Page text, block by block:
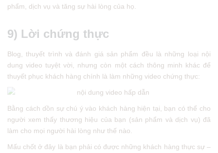
phẩm, dịch vụ và tăng sự hài lòng của họ.
9) Lời chứng thực
Blog, thuyết trình và đánh giá sản phẩm đều là những loại nội
dung video tuyệt vời, nhưng còn một cách thông minh khác để
thuyết phục khách hàng chính là làm những video chứng thực:
Bằng cách dồn sự chú ý vào khách hàng hiện tại, bạn có thể cho
người xem thấy thương hiệu của bạn (sản phẩm và dịch vụ) đã
làm cho mọi người hài lòng như thế nào.
Mấu chốt ở đây là bạn phải có được những khách hàng thực sự –